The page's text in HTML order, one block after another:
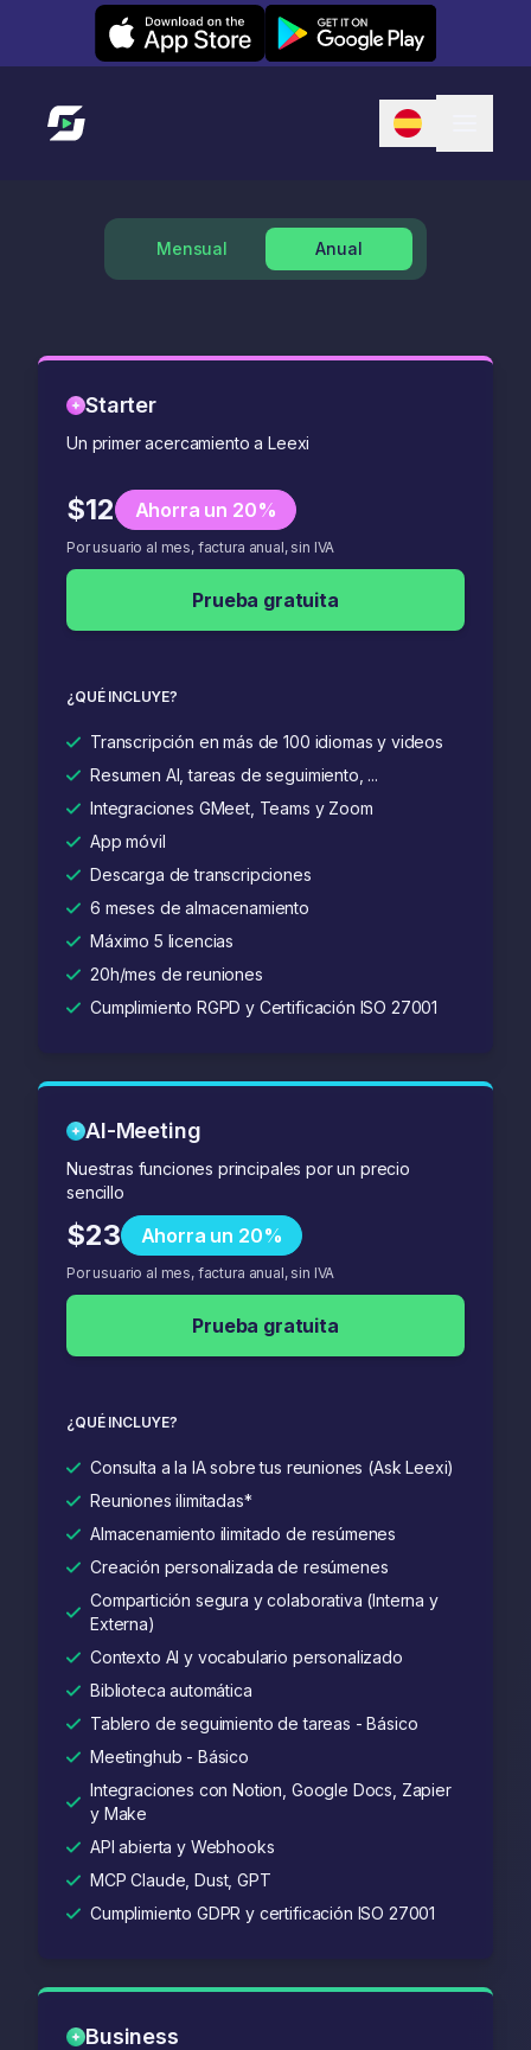
Leexi on iOS Leexi on Android
Enlace a la página de inicio
Mensual Anual
Starter
Un primer acercamiento a Leexi
$12 Ahorra un 20%
Por usuario al mes, factura anual, sin IVA
Prueba gratuita
¿QUÉ INCLUYE?
Transcripción en más de 100 idiomas y videos
Resumen AI, tareas de seguimiento, ...
Integraciones GMeet, Teams y Zoom
App móvil
Descarga de transcripciones
6 meses de almacenamiento
Máximo 5 licencias
20h/mes de reuniones
Cumplimiento RGPD y Certificación ISO 27001
AI-Meeting
Nuestras funciones principales por un precio
sencillo
$23 Ahorra un 20%
Por usuario al mes, factura anual, sin IVA
Prueba gratuita
¿QUÉ INCLUYE?
Consulta a la IA sobre tus reuniones (Ask Leexi)
Reuniones ilimitadas*
Almacenamiento ilimitado de resúmenes
Creación personalizada de resúmenes
Compartición segura y colaborativa (Interna y
Externa)
Contexto AI y vocabulario personalizado
Biblioteca automática
Tablero de seguimiento de tareas - Básico
Meetinghub - Básico
Integraciones con Notion, Google Docs, Zapier
y Make
API abierta y Webhooks
MCP Claude, Dust, GPT
Cumplimiento GDPR y certificación ISO 27001
Business